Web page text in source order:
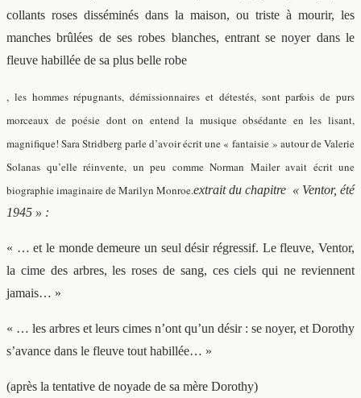
collants roses disséminés dans la maison, ou triste à mourir, les
manches brûlées de ses robes blanches, entrant se noyer dans le
fleuve habillée de sa plus belle robe
, les hommes répugnants, démissionnaires et détestés, sont parfois de purs
morceaux de poésie dont on entend la musique obsédante en les lisant,
magnifique! Sara Stridberg parle d’avoir écrit une « fantaisie » autour de Valerie
Solanas qu’elle réinvente, un peu comme Norman Mailer avait écrit une
biographie imaginaire de Marilyn Monroe.extrait du chapitre « Ventor, été
1945 » :
« … et le monde demeure un seul désir régressif. Le fleuve, Ventor,
la cime des arbres, les roses de sang, ces ciels qui ne reviennent
jamais… »
« … les arbres et leurs cimes n’ont qu’un désir : se noyer, et Dorothy
s’avance dans le fleuve tout habillée… »
(après la tentative de noyade de sa mère Dorothy)